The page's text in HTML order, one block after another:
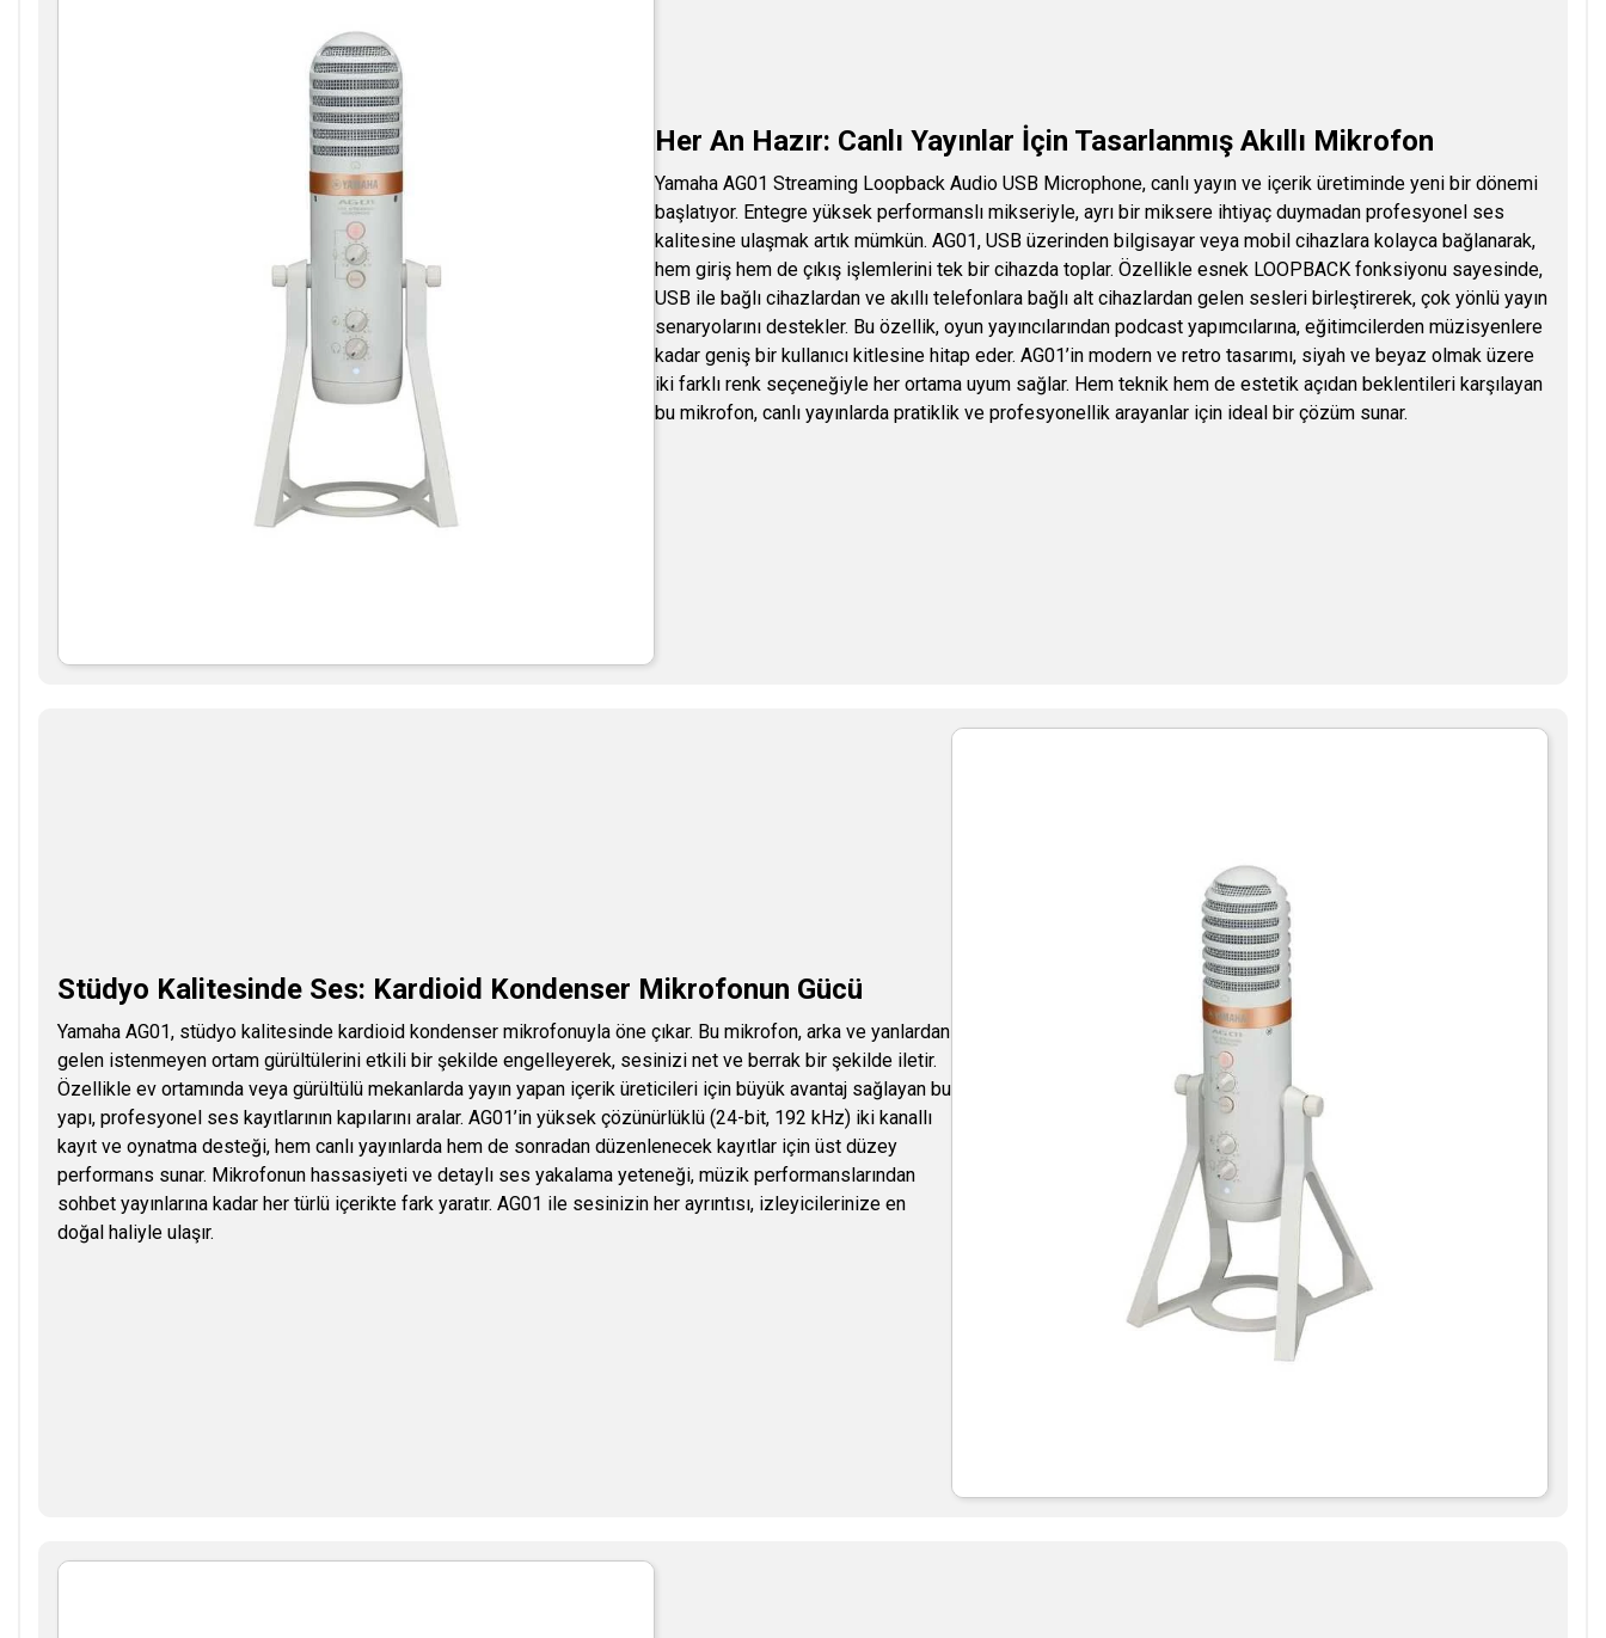
Her An Hazır: Canlı Yayınlar İçin Tasarlanmış Akıllı Mikrofon
Yamaha AG01 Streaming Loopback Audio USB Microphone, canlı yayın ve içerik üretiminde yeni bir dönemi
başlatıyor. Entegre yüksek performanslı mikseriyle, ayrı bir miksere ihtiyaç duymadan profesyonel ses
kalitesine ulaşmak artık mümkün. AG01, USB üzerinden bilgisayar veya mobil cihazlara kolayca bağlanarak,
hem giriş hem de çıkış işlemlerini tek bir cihazda toplar. Özellikle esnek LOOPBACK fonksiyonu sayesinde,
USB ile bağlı cihazlardan ve akıllı telefonlara bağlı alt cihazlardan gelen sesleri birleştirerek, çok yönlü yayın
senaryolarını destekler. Bu özellik, oyun yayıncılarından podcast yapımcılarına, eğitimcilerden müzisyenlere
kadar geniş bir kullanıcı kitlesine hitap eder. AG01’in modern ve retro tasarımı, siyah ve beyaz olmak üzere
iki farklı renk seçeneğiyle her ortama uyum sağlar. Hem teknik hem de estetik açıdan beklentileri karşılayan
bu mikrofon, canlı yayınlarda pratiklik ve profesyonellik arayanlar için ideal bir çözüm sunar.
Stüdyo Kalitesinde Ses: Kardioid Kondenser Mikrofonun Gücü
Yamaha AG01, stüdyo kalitesinde kardioid kondenser mikrofonuyla öne çıkar. Bu mikrofon, arka ve yanlardan
gelen istenmeyen ortam gürültülerini etkili bir şekilde engelleyerek, sesinizi net ve berrak bir şekilde iletir.
Özellikle ev ortamında veya gürültülü mekanlarda yayın yapan içerik üreticileri için büyük avantaj sağlayan bu
yapı, profesyonel ses kayıtlarının kapılarını aralar. AG01’in yüksek çözünürlüklü (24-bit, 192 kHz) iki kanallı
kayıt ve oynatma desteği, hem canlı yayınlarda hem de sonradan düzenlenecek kayıtlar için üst düzey
performans sunar. Mikrofonun hassasiyeti ve detaylı ses yakalama yeteneği, müzik performanslarından
sohbet yayınlarına kadar her türlü içerikte fark yaratır. AG01 ile sesinizin her ayrıntısı, izleyicilerinize en
doğal haliyle ulaşır.